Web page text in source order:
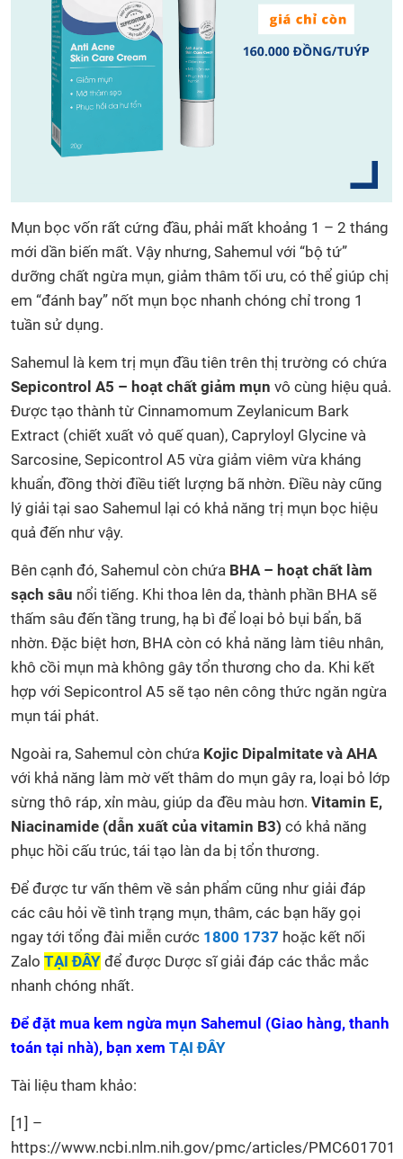
Mụn bọc vốn rất cứng đầu, phải mất khoảng 1 – 2 tháng
mới dần biến mất. Vậy nhưng, Sahemul với “bộ tứ”
dưỡng chất ngừa mụn, giảm thâm tối ưu, có thể giúp chị
em “đánh bay” nốt mụn bọc nhanh chóng chỉ trong 1
tuần sử dụng.
Sahemul là kem trị mụn đầu tiên trên thị trường có chứa
Sepicontrol A5 – hoạt chất giảm mụn vô cùng hiệu quả.
Được tạo thành từ Cinnamomum Zeylanicum Bark
Extract (chiết xuất vỏ quế quan), Capryloyl Glycine và
Sarcosine, Sepicontrol A5 vừa giảm viêm vừa kháng
khuẩn, đồng thời điều tiết lượng bã nhờn. Điều này cũng
lý giải tại sao Sahemul lại có khả năng trị mụn bọc hiệu
quả đến như vậy.
Bên cạnh đó, Sahemul còn chứa BHA – hoạt chất làm
sạch sâu nổi tiếng. Khi thoa lên da, thành phần BHA sẽ
thấm sâu đến tầng trung, hạ bì để loại bỏ bụi bẩn, bã
nhờn. Đặc biệt hơn, BHA còn có khả năng làm tiêu nhân,
khô cồi mụn mà không gây tổn thương cho da. Khi kết
hợp với Sepicontrol A5 sẽ tạo nên công thức ngăn ngừa
mụn tái phát.
Ngoài ra, Sahemul còn chứa Kojic Dipalmitate và AHA
với khả năng làm mờ vết thâm do mụn gây ra, loại bỏ lớp
sừng thô ráp, xỉn màu, giúp da đều màu hơn. Vitamin E,
Niacinamide (dẫn xuất của vitamin B3) có khả năng
phục hồi cấu trúc, tái tạo làn da bị tổn thương.
Để được tư vấn thêm về sản phẩm cũng như giải đáp
các câu hỏi về tình trạng mụn, thâm, các bạn hãy gọi
ngay tới tổng đài miễn cước 1800 1737 hoặc kết nối
Zalo TẠI ĐÂY để được Dược sĩ giải đáp các thắc mắc
nhanh chóng nhất.
Để đặt mua kem ngừa mụn Sahemul (Giao hàng, thanh
toán tại nhà), bạn xem TẠI ĐÂY
Tài liệu tham khảo:
[1] –
https://www.ncbi.nlm.nih.gov/pmc/articles/